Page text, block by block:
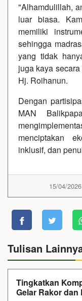
"Alhamdulillah,
luar biasa.
memiliki
sehingga
yang tidak
juga kaya
Hj. Roihanun.
Dengan
MAN
menciptakan
inklusif, dan
15/04/
Tulisan
Tingkatkan
Gelar Rakor dan